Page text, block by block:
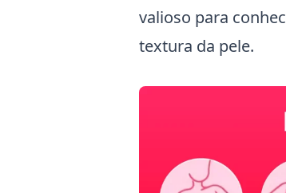
valioso para
textura da pele.